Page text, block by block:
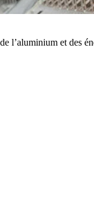
l’aluminium et des